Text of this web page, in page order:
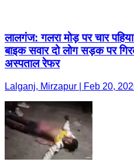
लालगंज: गलरा मोड़ पर चार
बाइक सवार दो लोग सड़क पर
अस्पताल रेफर
Lalganj, Mirzapur | Feb 20,